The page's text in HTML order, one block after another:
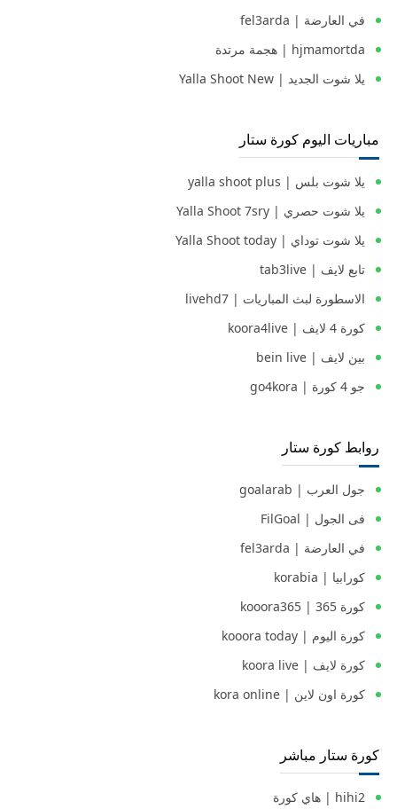
في العارضة | fel3arda
hjmamortda | هجمة مرتدة
يلا شوت الجديد | Yalla Shoot New
مباريات اليوم كورة ستار
يلا شوت بلس | yalla shoot plus
يلا شوت حصري | Yalla Shoot 7sry
يلا شوت توداي | Yalla Shoot today
تابع لايف | tab3live
الاسطورة لبث المباريات | livehd7
كورة 4 لايف | koora4live
بين لايف | bein live
جو 4 كورة | go4kora
روابط كورة ستار
جول العرب | goalarab
فى الجول | FilGoal
في العارضة | fel3arda
كورابيا | korabia
كورة 365 | kooora365
كورة اليوم | kooora today
كورة لايف | koora live
كورة اون لاين | kora online
كورة ستار مباشر
hihi2 | هاي كورة